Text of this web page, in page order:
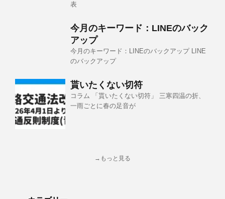
表
今月のキーワード：LINEのバック
アップ
今月のキーワード：LINEのバックアップ LINE
のバックアップ
貰いたくない切符
コラム 「貰いたくない切符」 三寒四温の折、
一雨ごとに春の足音が
→もっと見る